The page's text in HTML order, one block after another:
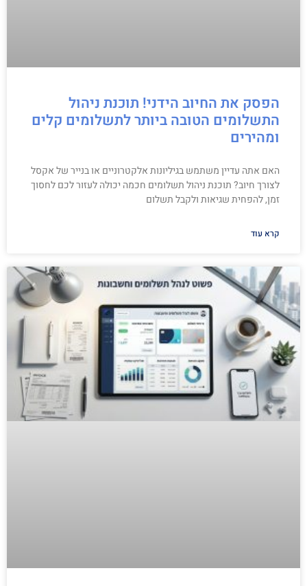
הפסק את החיוב הידני! תוכנת ניהול
התשלומים הטובה ביותר לתשלומים קלים
ומהירים
האם אתה עדיין משתמש בגיליונות אלקטרוניים או בנייר של אקסל
לצורך חיוב? תוכנת ניהול תשלומים חכמה יכולה לעזור לכם לחסוך
זמן, להפחית שגיאות ולקבל תשלום
קרא עוד